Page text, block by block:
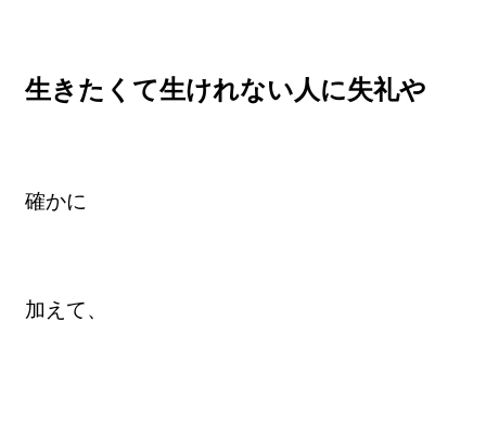
生きたくて生けれない人に失礼や
確かに
加えて、